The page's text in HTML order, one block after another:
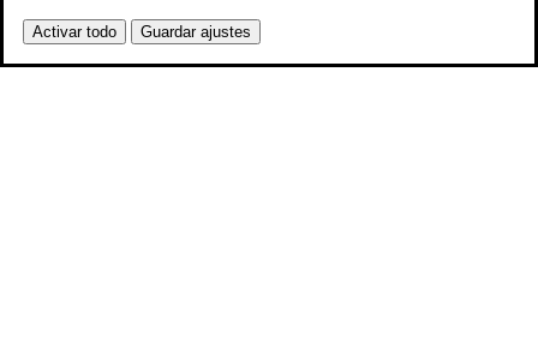
Activar todo Guardar ajustes